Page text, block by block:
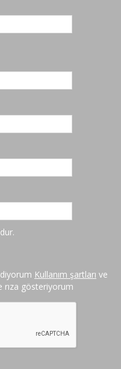
Kullanım şartları ve
rıza gösteriyorum